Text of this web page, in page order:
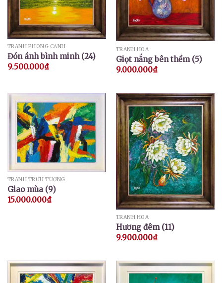
TRANH PHONG CẢNH
Đón ánh bình minh (24)
9.500.000₫
TRANH HOA
Giọt nắng bên thềm (5)
9.000.000₫
TRANH TRỪU TƯỢNG
Giao mùa (9)
15.000.000₫
TRANH HOA
Hương đêm (11)
9.900.000₫